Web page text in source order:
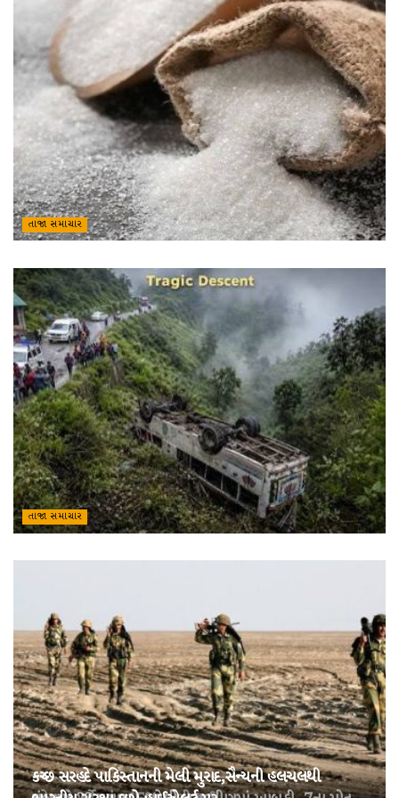
તાજા સમાચાર
તાજા સમાચાર
કચ્છ સરહદે પાકિસ્તાનની મેલી મુરાદ,સૈન્યની હલચલથી